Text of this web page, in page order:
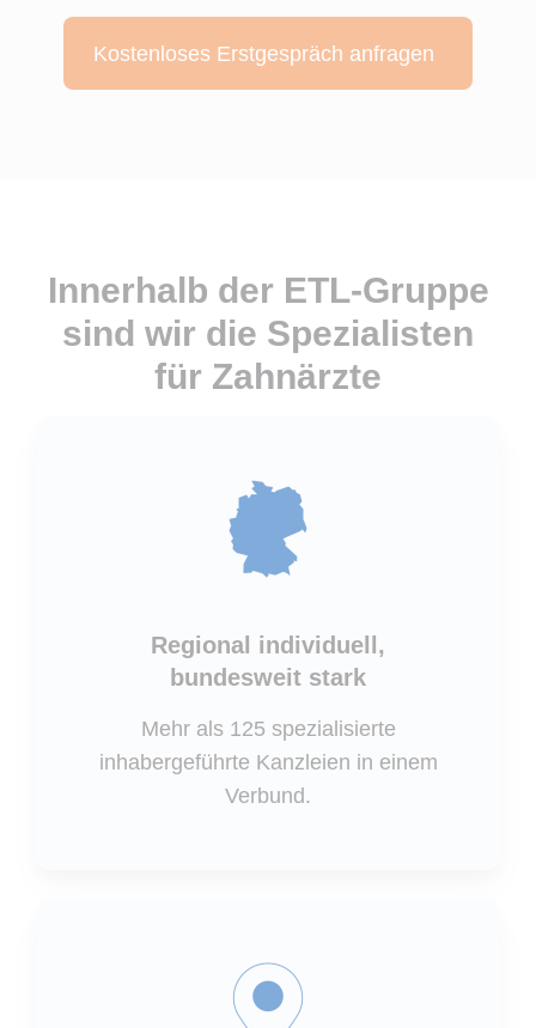
Kostenloses Erstgespräch anfragen
Innerhalb der ETL-Gruppe
sind wir die Spezialisten
für Zahnärzte
Regional individuell,
bundesweit stark
Mehr als 125 spezialisierte
inhabergeführte Kanzleien in einem
Verbund.